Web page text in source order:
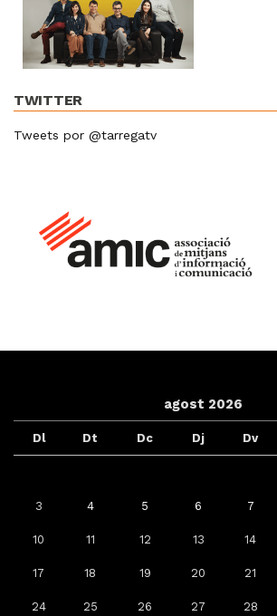
TWITTER
Tweets por @tarregatv
agost 2026
Dl Dt Dc Dj Dv
3 4 5 6 7
10 11 12 13 14
17 18 19 20 21
24 25 26 27 28